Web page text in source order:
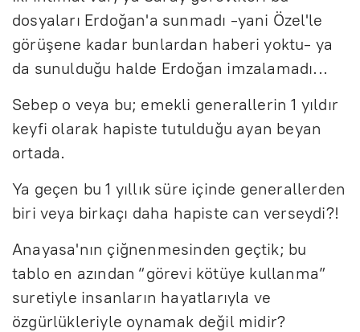
dosyaları Erdoğan'a sunmadı -yani Özel'le
görüşene kadar bunlardan haberi yoktu- ya
da sunulduğu halde Erdoğan imzalamadı...
Sebep o veya bu; emekli generallerin 1 yıldır
keyfi olarak hapiste tutulduğu ayan beyan
ortada.
Ya geçen bu 1 yıllık süre içinde generallerden
biri veya birkaçı daha hapiste can verseydi?!
Anayasa'nın çiğnenmesinden geçtik; bu
tablo en azından “görevi kötüye kullanma”
suretiyle insanların hayatlarıyla ve
özgürlükleriyle oynamak değil midir?